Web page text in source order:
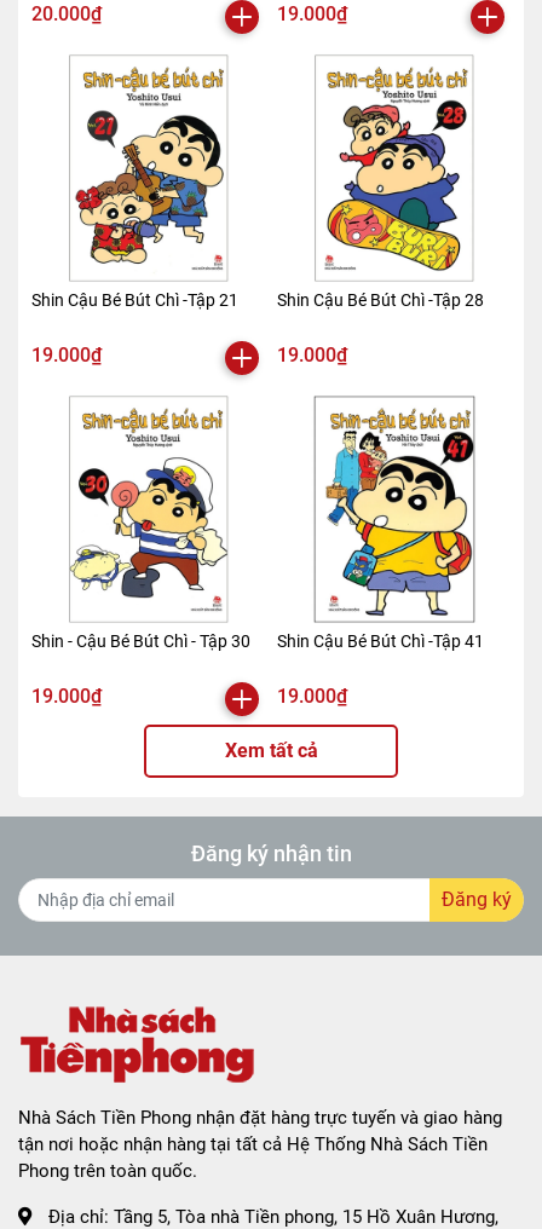
20.000₫ 19.000₫
Shin Cậu Bé Bút Chì -Tập 21
19.000₫
Shin Cậu Bé Bút Chì -Tập 28
19.000₫
Shin - Cậu Bé Bút Chì - Tập 30
19.000₫
Shin Cậu Bé Bút Chì -Tập 41
19.000₫
Xem tất cả
Đăng ký nhận tin
Đăng ký
Nhà Sách Tiền Phong nhận đặt hàng trực tuyến và giao hàng
tận nơi hoặc nhận hàng tại tất cả Hệ Thống Nhà Sách Tiền
Phong trên toàn quốc.
Địa chỉ: Tầng 5, Tòa nhà Tiền phong, 15 Hồ Xuân Hương,